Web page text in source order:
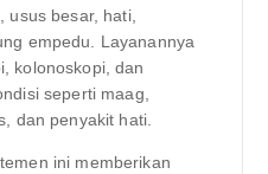
usus besar, hati,
empedu. Layanannya
kolonoskopi, dan
seperti maag,
dan penyakit hati.
ini memberikan